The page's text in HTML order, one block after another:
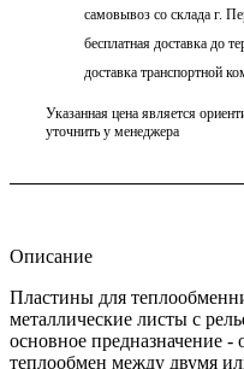
самовывоз со склада г.
бесплатная доставка до
доставка транспортной
Указанная цена является
уточнить у менеджера
Описание
Пластины для
металлические листы с
основное предназначение
теплообмен между двумя